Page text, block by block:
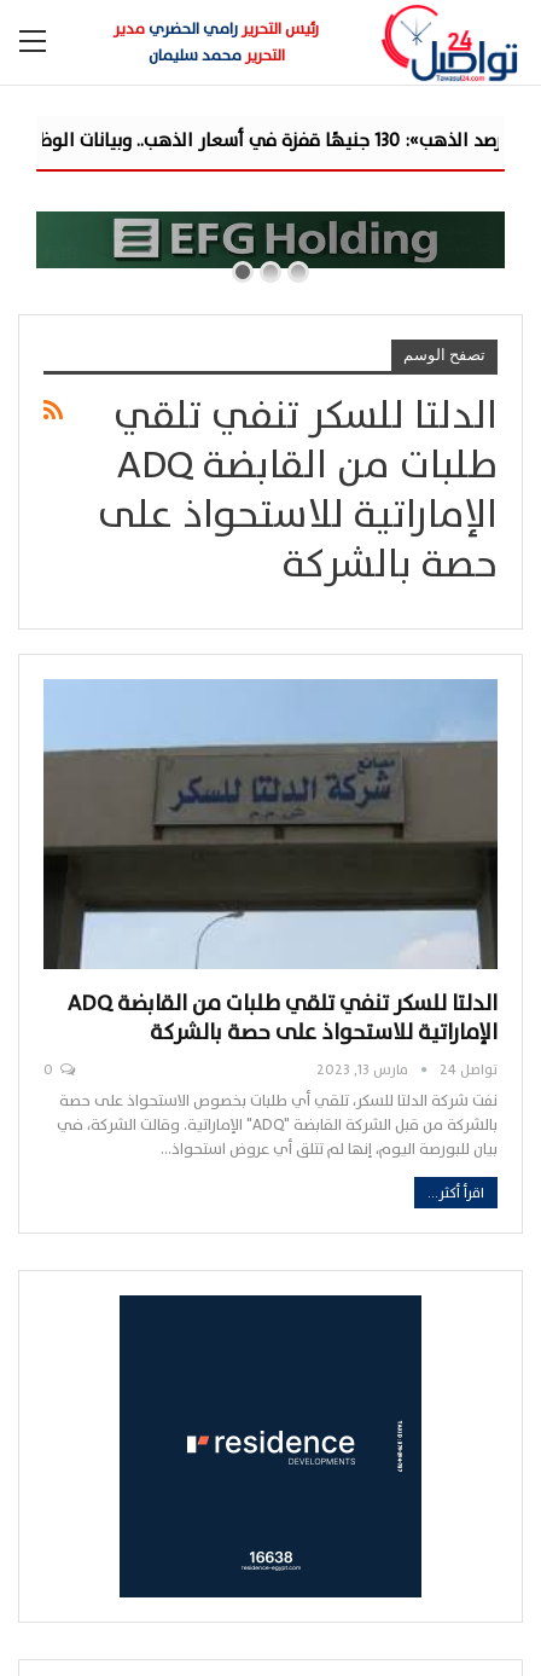
رئيس التحريررامي الحضريمدير
التحريرمحمد سليمان
قفزة في أسعار الذهب.. وبيانات الوظائف الأمريكية الضعيفة تدفع الأوقية لأقوى ...
تصفح الوسم
الدلتا للسكر تنفي تلقي
طلبات من القابضة ADQ
الإماراتية للاستحواذ على
حصة بالشركة
الدلتا للسكر تنفي تلقي طلبات من القابضة ADQ
الإماراتية للاستحواذ على حصة بالشركة
تواصل 24 مارس 13, 2023
نفت شركة الدلتا للسكر، تلقي أي طلبات بخصوص الاستحواذ على حصة
بالشركة من قبل الشركة القابضة "ADQ" الإماراتية. وقالت الشركة، في
بيان للبورصة اليوم، إنها لم تتلق أي عروض استحواذ…
اقرأ أكثر...